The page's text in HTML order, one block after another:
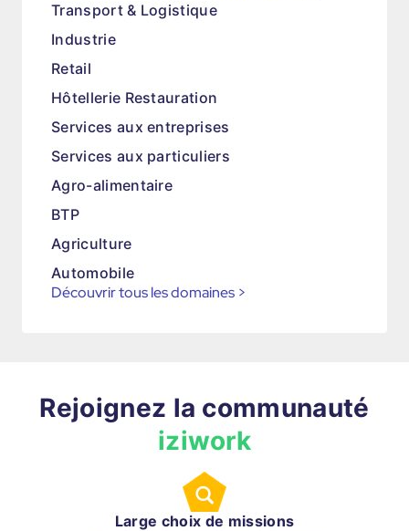
Transport & Logistique
Industrie
Retail
Hôtellerie Restauration
Services aux entreprises
Services aux particuliers
Agro-alimentaire
BTP
Agriculture
Automobile
Découvrir tous les domaines >
Rejoignez la communauté
iziwork
Large choix de missions